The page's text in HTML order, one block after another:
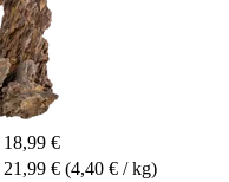
18,99 €
21,99 € (4,40 € / kg)